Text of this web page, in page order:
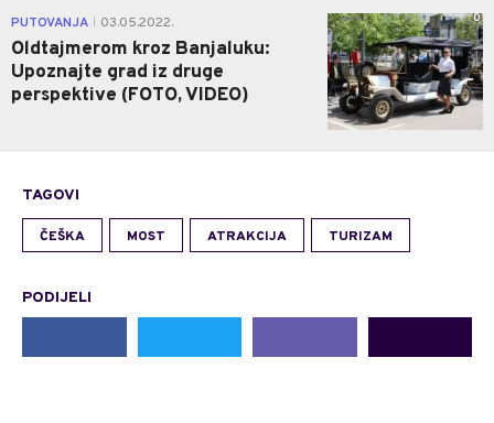
PUTOVANJA 03.05.2022.
Oldtajmerom kroz Banjaluku:
Upoznajte grad iz druge
perspektive (FOTO, VIDEO)
0
TAGOVI
ČEŠKA MOST ATRAKCIJA TURIZAM
PODIJELI